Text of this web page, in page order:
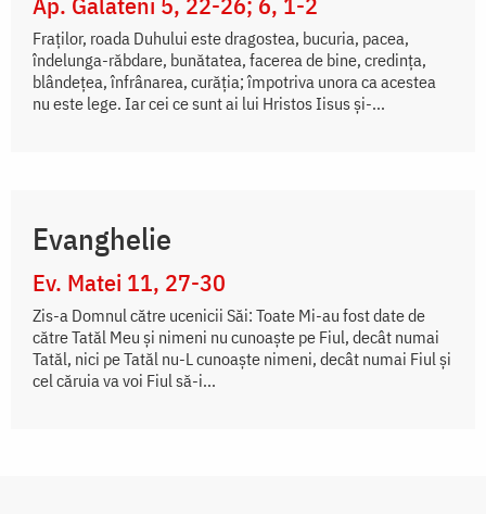
Fraților, roada Duhului este dragostea, bucuria, pacea,
îndelunga-răbdare, bunătatea, facerea de bine, credința,
blândețea, înfrânarea, curăția; împotriva unora ca acestea
nu este lege. Iar cei ce sunt ai lui Hristos Iisus și-...
Evanghelie
Ev. Matei 11, 27-30
Zis-a Domnul către ucenicii Săi: Toate Mi-au fost date de
către Tatăl Meu și nimeni nu cunoaște pe Fiul, decât numai
Tatăl, nici pe Tatăl nu-L cunoaște nimeni, decât numai Fiul și
cel căruia va voi Fiul să-i...